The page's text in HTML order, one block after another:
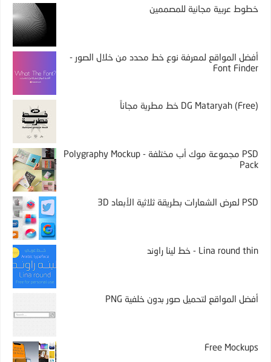
خطوط عربية مجانية للمصممين
أفضل المواقع لمعرفة نوع خط محدد من خلال الصور -
Font Finder
DG Mataryah (Free) خط مطرية مجاناً
PSD مجموعة موك أب مختلفة - Polygraphy Mockup
Pack
PSD لعرض الشعارات بطريقة ثلاثية الأبعاد 3D
Lina round thin - خط لينا راوند
أفضل المواقع لتحميل صور بدون خلفية PNG
Free Mockups